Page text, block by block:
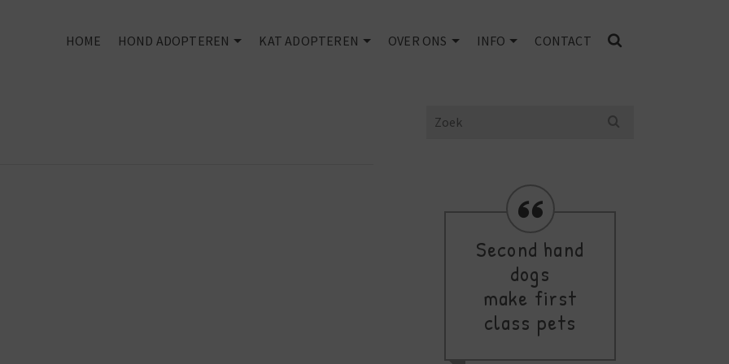
HOME HOND ADOPTEREN KAT ADOPTEREN OVER ONS INFO CONTACT
Search
Second hand
dogs
make first
class pets